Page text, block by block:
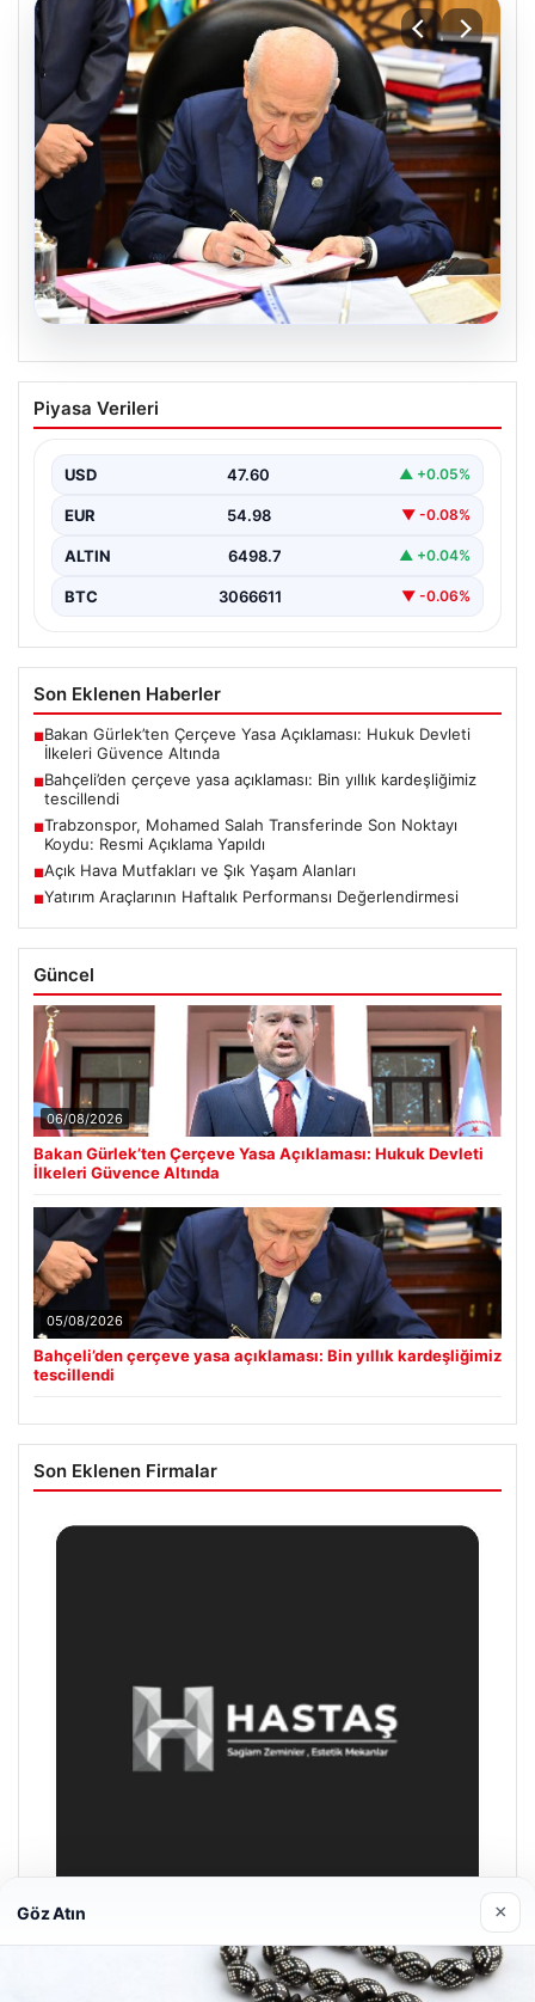
Bahçeli’den çerçeve yasa açıklaması:
Bin yıllık kardeşliğimiz tescillendi
Piyasa Verileri
USD 47.60 ▲ +0.05%
EUR 54.98 ▼ -0.08%
ALTIN 6498.7 ▲ +0.04%
BTC 3066611 ▼ -0.06%
Son Eklenen Haberler
■Bakan Gürlek’ten Çerçeve Yasa Açıklaması: Hukuk Devleti
İlkeleri Güvence Altında
■Bahçeli’den çerçeve yasa açıklaması: Bin yıllık kardeşliğimiz
tescillendi
■Trabzonspor, Mohamed Salah Transferinde Son Noktayı
Koydu: Resmi Açıklama Yapıldı
■Açık Hava Mutfakları ve Şık Yaşam Alanları
■Yatırım Araçlarının Haftalık Performansı Değerlendirmesi
Güncel
06/08/2026
Bakan Gürlek’ten Çerçeve Yasa Açıklaması: Hukuk Devleti
İlkeleri Güvence Altında
05/08/2026
Bahçeli’den çerçeve yasa açıklaması: Bin yıllık kardeşliğimiz
tescillendi
Son Eklenen Firmalar
Göz Atın ×